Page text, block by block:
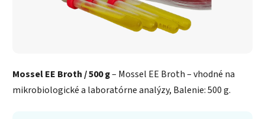
Mossel EE Broth / 500 g– Mossel EE Broth – vhodné na
mikrobiologické a laboratórne analýzy, Balenie: 500 g.